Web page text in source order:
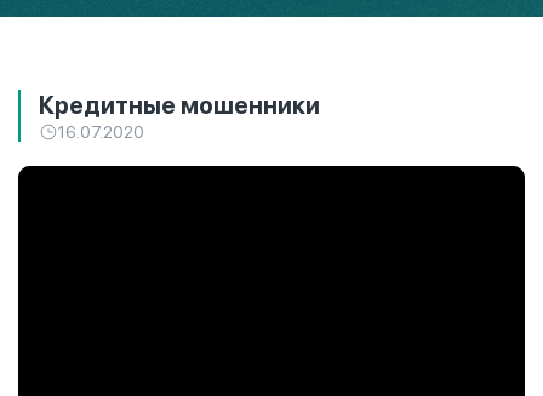
Кредитные мошенники
16.07.2020